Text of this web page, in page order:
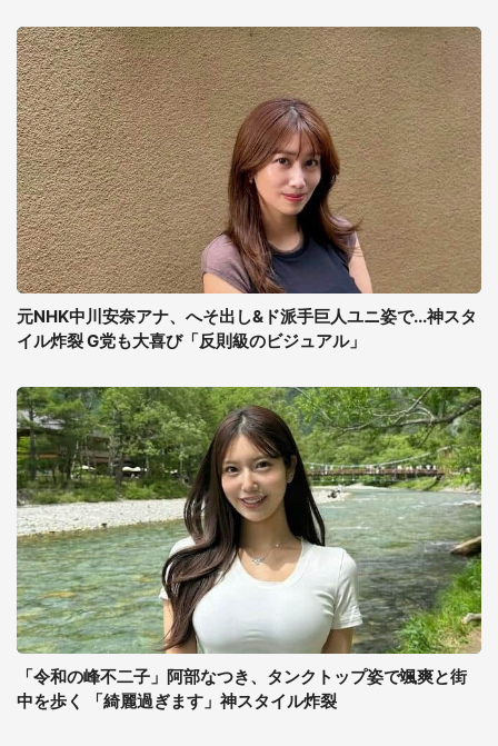
元NHK中川安奈アナ、へそ出し&ド派手巨人ユニ姿で...神スタ
イル炸裂 G党も大喜び「反則級のビジュアル」
「令和の峰不二子」阿部なつき、タンクトップ姿で颯爽と街
中を歩く 「綺麗過ぎます」神スタイル炸裂